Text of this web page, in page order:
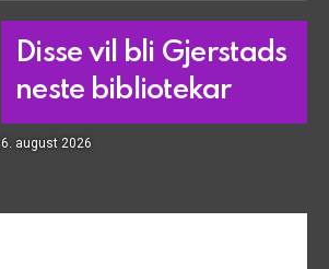
Disse vil bli Gjerstads
neste bibliotekar
6. august 2026